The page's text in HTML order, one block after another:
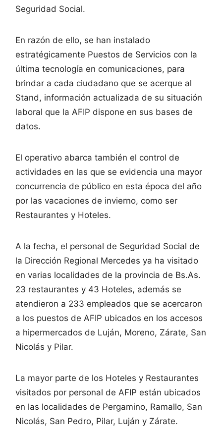
Seguridad Social.
En razón de ello, se han instalado
estratégicamente Puestos de Servicios con la
última tecnología en comunicaciones, para
brindar a cada ciudadano que se acerque al
Stand, información actualizada de su situación
laboral que la AFIP dispone en sus bases de
datos.
El operativo abarca también el control de
actividades en las que se evidencia una mayor
concurrencia de público en esta época del año
por las vacaciones de invierno, como ser
Restaurantes y Hoteles.
A la fecha, el personal de Seguridad Social de
la Dirección Regional Mercedes ya ha visitado
en varias localidades de la provincia de Bs.As.
23 restaurantes y 43 Hoteles, además se
atendieron a 233 empleados que se acercaron
a los puestos de AFIP ubicados en los accesos
a hipermercados de Luján, Moreno, Zárate, San
Nicolás y Pilar.
La mayor parte de los Hoteles y Restaurantes
visitados por personal de AFIP están ubicados
en las localidades de Pergamino, Ramallo, San
Nicolás, San Pedro, Pilar, Luján y Zárate.